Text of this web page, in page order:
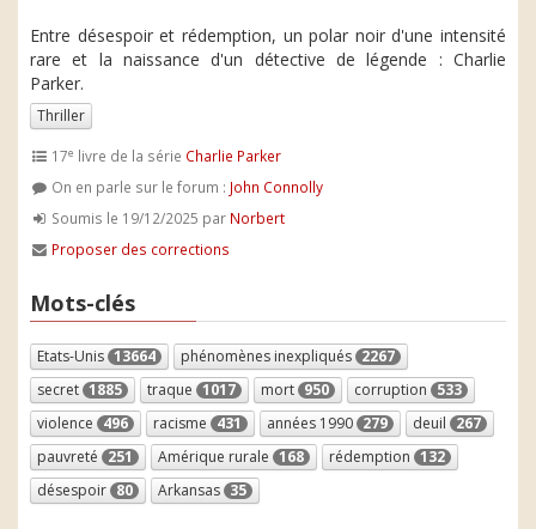
Entre désespoir et rédemption, un polar noir d'une intensité
rare et la naissance d'un détective de légende : Charlie
Parker.
Thriller
17e livre de la série Charlie Parker
On en parle sur le forum : John Connolly
Soumis le 19/12/2025 par Norbert
Proposer des corrections
Mots-clés
Etats-Unis 13664 phénomènes inexpliqués 2267
secret 1885 traque 1017 mort 950 corruption 533
violence 496 racisme 431 années 1990 279 deuil 267
pauvreté 251 Amérique rurale 168 rédemption 132
désespoir 80 Arkansas 35